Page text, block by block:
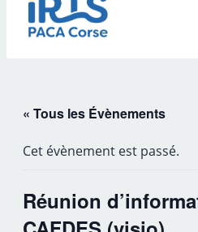
« Tous les Évènements
Cet évènement est passé.
Réunion